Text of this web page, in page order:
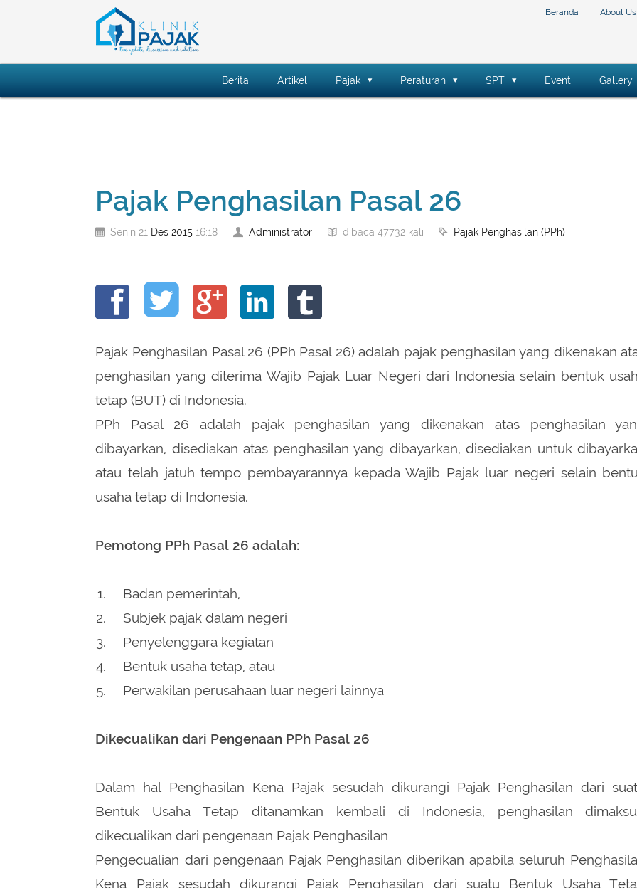
Beranda About Us
Berita Artikel Pajak Peraturan SPT Event Gallery
Pajak Penghasilan Pasal 26
Senin 21 Des 2015 16:18 Administrator dibaca 47732 kali Pajak Penghasilan (PPh)
Pajak Penghasilan Pasal 26 (PPh Pasal 26) adalah pajak penghasilan yang dikenakan
penghasilan yang diterima Wajib Pajak Luar Negeri dari Indonesia selain bentuk
tetap (BUT) di Indonesia.
PPh Pasal 26 adalah pajak penghasilan yang dikenakan atas penghasilan
dibayarkan, disediakan atas penghasilan yang dibayarkan, disediakan untuk
atau telah jatuh tempo pembayarannya kepada Wajib Pajak luar negeri selain
usaha tetap di Indonesia.
Pemotong PPh Pasal 26 adalah:
Badan pemerintah,
Subjek pajak dalam negeri
Penyelenggara kegiatan
Bentuk usaha tetap, atau
Perwakilan perusahaan luar negeri lainnya
Dikecualikan dari Pengenaan PPh Pasal 26
Dalam hal Penghasilan Kena Pajak sesudah dikurangi Pajak Penghasilan dari
Bentuk Usaha Tetap ditanamkan kembali di Indonesia, penghasilan
dikecualikan dari pengenaan Pajak Penghasilan
Pengecualian dari pengenaan Pajak Penghasilan diberikan apabila seluruh
Kena Pajak sesudah dikurangi Pajak Penghasilan dari suatu Bentuk Usaha